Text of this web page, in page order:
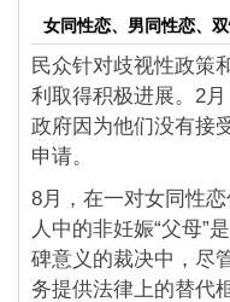
女同性恋、男同性恋、
民众针对歧视性政策
利取得积极进展。2
政府因为他们没有接
申请。
8月，在一对女同性
人中的非妊娠“父母”
碑意义的裁决中，尽
务提供法律上的替代